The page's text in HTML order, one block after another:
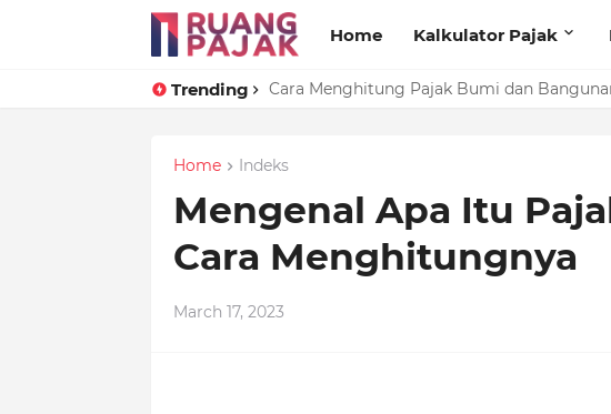
Home Kalkulator Pajak
Trending Cara Menghitung Pajak Bumi dan
Home Indeks
Mengenal Apa Itu
Cara Menghitungnya
March 17, 2023